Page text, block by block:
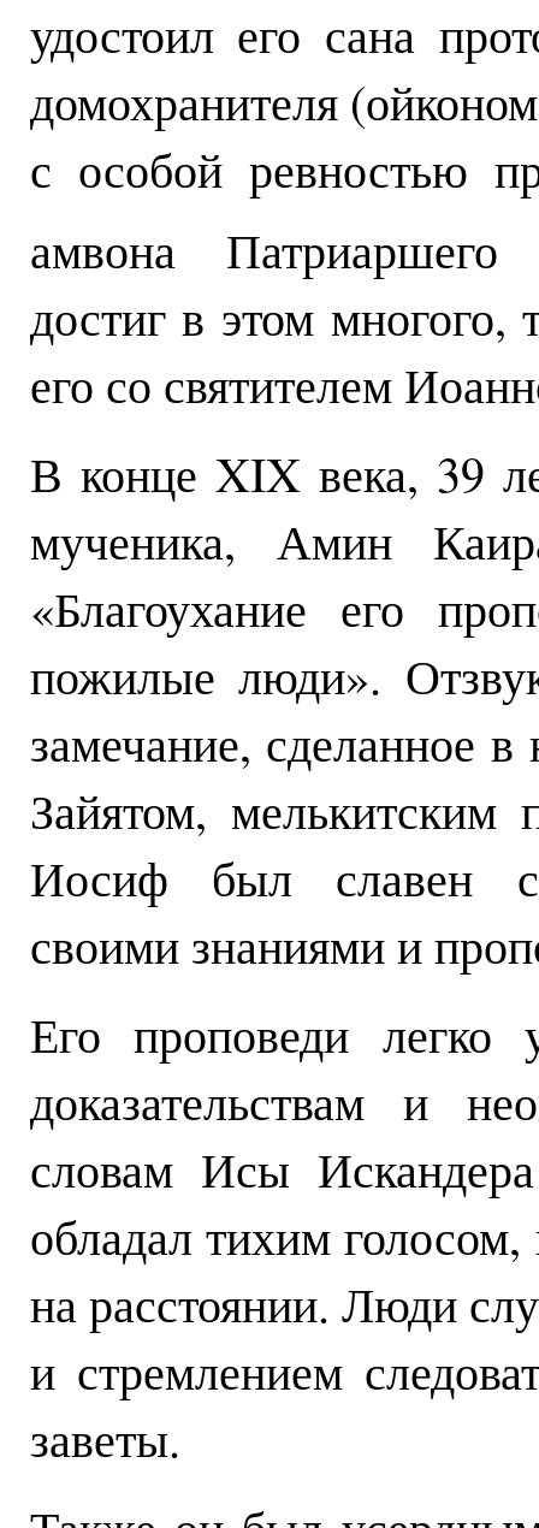
удостоил его сана
домохранителя
с особой ревностью
амвона Патриаршего
достиг в этом многого,
его со святителем
В конце XIX века, 39
мученика, Амин
«Благоухание его
пожилые люди».
замечание, сделанное
Зайятом, мелькитским
Иосиф был славен
своими знаниями и
Его проповеди легко
доказательствам и
словам Исы
обладал тихим
на расстоянии. Люди
и стремлением
заветы.